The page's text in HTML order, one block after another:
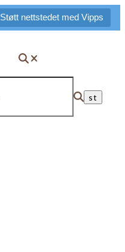
Støtt nettstedet med Vipps